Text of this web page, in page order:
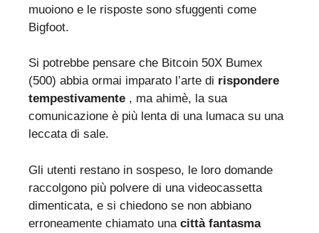
muoiono e le risposte sono sfuggenti come
Bigfoot.
Si potrebbe pensare che Bitcoin 50X Bumex
(500) abbia ormai imparato l’arte di rispondere
tempestivamente , ma ahimè, la sua
comunicazione è più lenta di una lumaca su una
leccata di sale.
Gli utenti restano in sospeso, le loro domande
raccolgono più polvere di una videocassetta
dimenticata, e si chiedono se non abbiano
erroneamente chiamato una città fantasma